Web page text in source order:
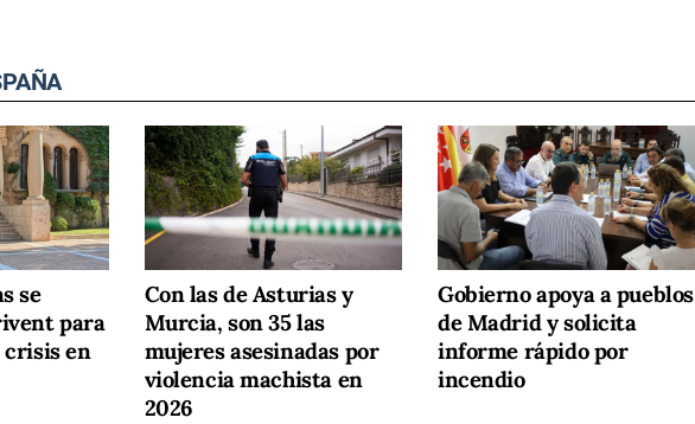
se
para
crisis en
Con las de Asturias y
Murcia, son 35 las
mujeres asesinadas por
violencia machista en
2026
Gobierno apoya a pueblos
de Madrid y solicita
informe rápido por
incendio